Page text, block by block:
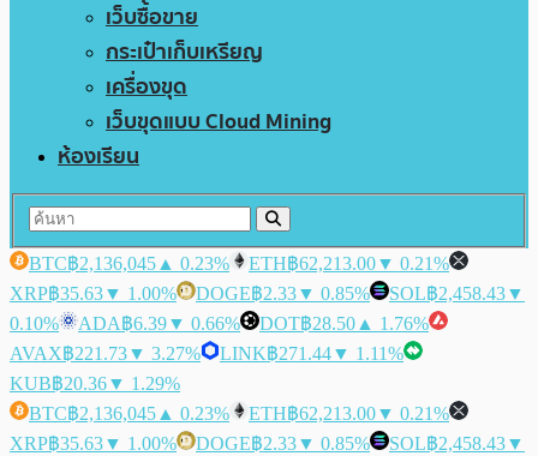
เว็บซื้อขาย
กระเป๋าเก็บเหรียญ
เครื่องขุด
เว็บขุดแบบ Cloud Mining
ห้องเรียน
BTC฿2,136,045 ▲ 0.23% ETH฿62,213.00▼ 0.21%
XRP฿35.63▼ 1.00% DOGE฿2.33▼ 0.85% SOL฿2,458.43▼
0.10%
ADA฿6.39▼ 0.66% DOT฿28.50 ▲ 1.76%
AVAX฿221.73▼ 3.27% LINK฿271.44▼ 1.11%
KUB฿20.36▼ 1.29%
BTC฿2,136,045 ▲ 0.23% ETH฿62,213.00▼ 0.21%
XRP฿35.63▼ 1.00% DOGE฿2.33▼ 0.85% SOL฿2,458.43▼